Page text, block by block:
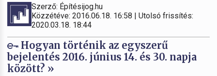
Szerző: Építésijog.hu
Közzétéve: 2016.06.18. 16:58 | Utolsó frissítés:
2020.03.18. 18:44
Hogyan történik az egyszerű
bejelentés 2016. június 14. és 30. napja
között? »